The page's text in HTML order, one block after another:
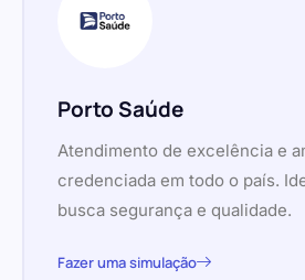
Porto Saúde
Atendimento de excelência e
credenciada em todo o país.
busca segurança e qualidade.
Fazer uma simulação